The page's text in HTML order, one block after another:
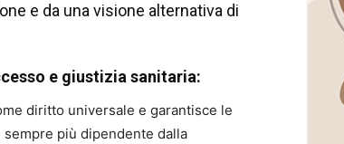
e da una visione alternativa di
e giustizia sanitaria:
diritto universale e garantisce le
più dipendente dalla